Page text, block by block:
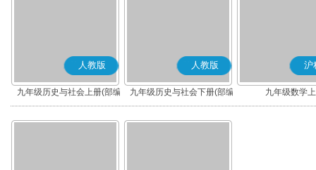
人教版
九年级历史与社会上册(部编
版)
人教版
九年级历史与社会下册(部编
版)
沪
九年级数学